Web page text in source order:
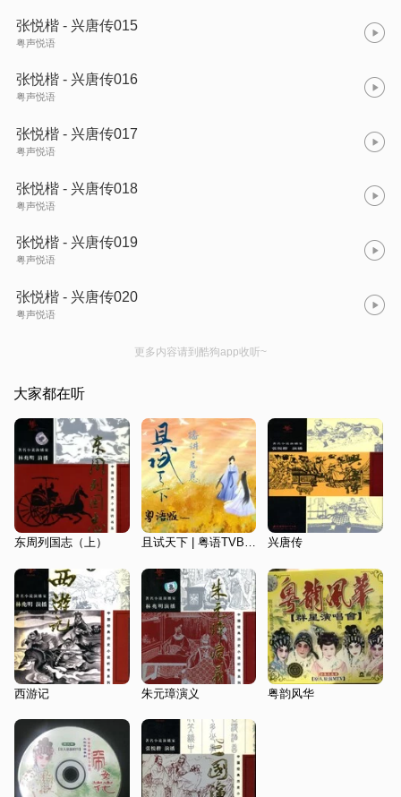
张悦楷 - 兴唐传015
粤声悦语
张悦楷 - 兴唐传016
粤声悦语
张悦楷 - 兴唐传017
粤声悦语
张悦楷 - 兴唐传018
粤声悦语
张悦楷 - 兴唐传019
粤声悦语
张悦楷 - 兴唐传020
粤声悦语
更多内容请到酷狗app收听~
大家都在听
东周列国志（上） 且试天下 | 粤语TVB既视感 | 古言武侠影视原著 | 多播 兴唐传
西游记 朱元璋演义 粤韵风华